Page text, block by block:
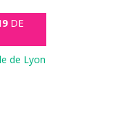
DE
de Lyon